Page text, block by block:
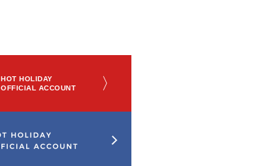
HOT HOLIDAY
OFFICIAL ACCOUNT
〉